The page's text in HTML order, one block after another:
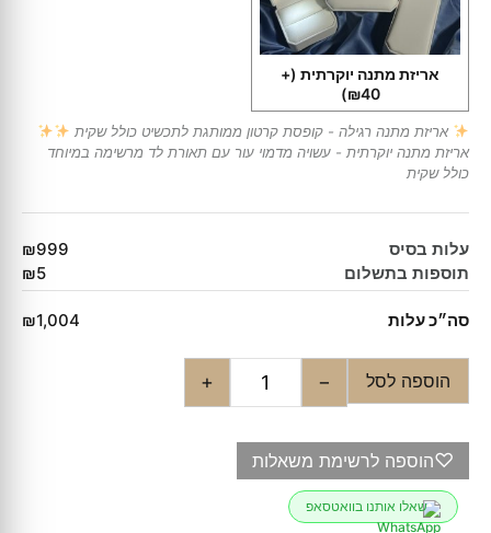
אריזת מתנה יוקרתית (+
₪40)
אריזת מתנה רגילה - קופסת קרטון ממותגת לתכשיט כולל שקית
אריזת מתנה יוקרתית - עשויה מדמוי עור עם תאורת לד מרשימה במיוחד
כולל שקית
עלות בסיס
₪999
תוספות בתשלום
₪5
סה״כ עלות ₪1,004
−
+ הוספה לסל
♡הוספה לרשימת משאלות
שאלו אותנו בוואטסאפ